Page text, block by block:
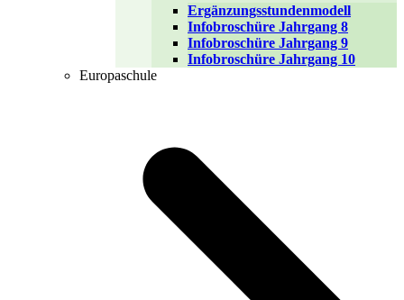
Ergänzungsstundenmodell
Infobroschüre Jahrgang 8
Infobroschüre Jahrgang 9
Infobroschüre Jahrgang 10
Europaschule